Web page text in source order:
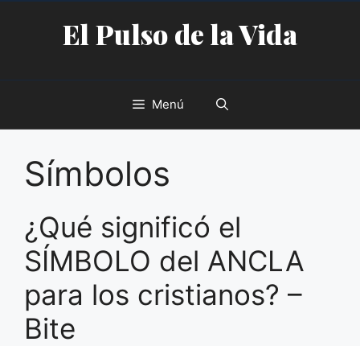
contenidoEl Pulso de la Vida
Menú
Símbolos
¿Qué significó el
SÍMBOLO del ANCLA
para los cristianos? –
Bite